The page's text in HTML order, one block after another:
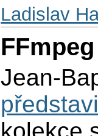
Ladislav
Jean-